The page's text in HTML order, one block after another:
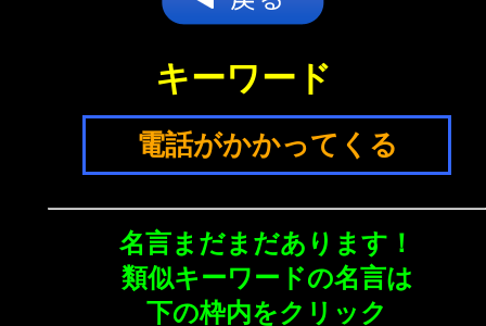
キーワード
電話がかかってくる
名言まだまだあります！
類似キーワードの名言は
下の枠内をクリック